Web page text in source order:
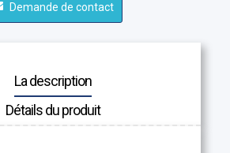
Demande de contact
La description
Détails du produit